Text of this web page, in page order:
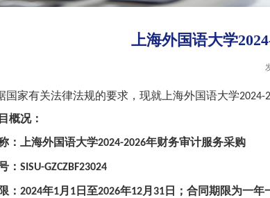
上海外国语大学
国家有关法律法规的要求，现就上海外国语大学2024-
概况：
：上海外国语大学2024-2026年财务审计服务采购
： SISU-GZCZBF23024
： 2024年1月 1 日至2026年12月 31 日；合同期限为一年